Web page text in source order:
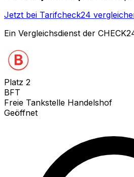
Jetzt bei Tarifcheck24
Ein Vergleichsdienst der
Platz 2
BFT
Freie Tankstelle Handelshof
Geöffnet